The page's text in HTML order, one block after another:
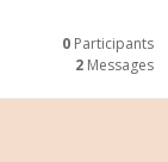
0 Participants
2 Messages